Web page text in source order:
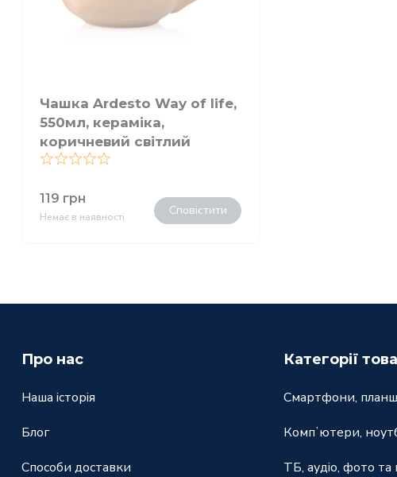
Чашка Ardesto Way of life,
550мл, кераміка,
коричневий світлий
119 грн
Немає в наявності Сповістити
Про нас
Наша історія
Блог
Способи доставки
Категорії
Смартфони,
Компʼютери,
ТБ, аудіо, фото та